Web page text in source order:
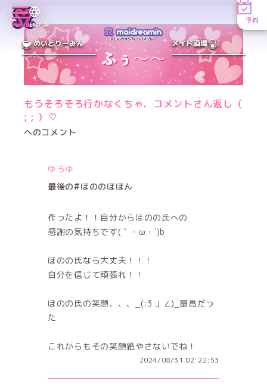
MENUEN／JP
予約
めいどりーみん メイド酒場
もうそろそろ行かなくちゃ、コメントさん返し（
; ; ）♡
へのコメント
ゆうゆ
最後の#ほののほほん
作ったよ！！自分からほのの氏への
感謝の気持ちです(｀・ω・´)b
ほのの氏なら大丈夫！！！
自分を信じて頑張れ！！
ほのの氏の笑顔、、、_(:3 」∠)_最高だっ
た
これからもその笑顔絶やさないでね！
2024/08/31 02:22:53